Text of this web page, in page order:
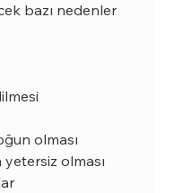
bazı nedenler
olması
yetersiz olması